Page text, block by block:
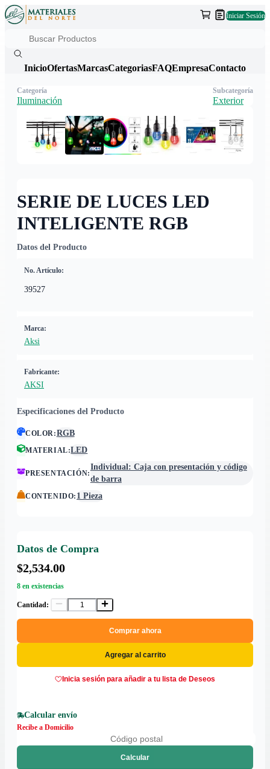
Iniciar Sesión
InicioOfertasMarcasCategoriasFAQEmpresaContacto
SERIE DE LUCES LED
INTELIGENTE RGB
Datos del Producto
No. Artículo:
39527
Marca:
Aksi
Fabricante:
AKSI
Especificaciones del Producto
COLOR:RGB
MATERIAL:LED
PRESENTACIÓN:
Individual: Caja con presentación y código
de barra
CONTENIDO: 1 Pieza
Datos de Compra
$2,534.00
8 en existencias
Cantidad:
Comprar ahora
Agregar al carrito
Inicia sesión para añadir a tu lista de Deseos
Calcular envío
Recibe a Domicilio
Calcular
Categoría
Iluminación
Subcategoría
Exterior